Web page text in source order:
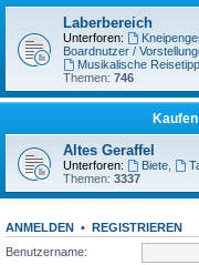
Laberbereich
Unterforen:
Boardnutzer /
Musikalische
Themen: 746
Altes Geraffel
Unterforen: Biete,
Themen: 3337
ANMELDEN • REGISTRIEREN
Benutzername: